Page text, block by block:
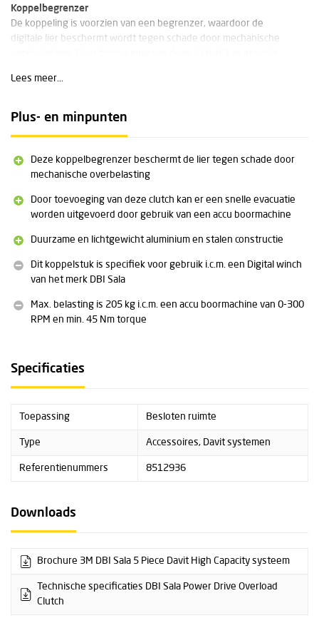
Koppelbegrenzer
De koppeling is voorzien van een begrenzer, waardoor de
digitale lier beschermt wordt tegen schade door mechanische
het handmatig bedienen van de lier.
Compact en lichtgewicht
hoofdzakelijk aluminium. De toevoeging van dit product aan de
digitale lier (DBI Sala Digital Winch
Specificaties powertool
De accu boormachine moet voldoen aan de volgende eisen:
Min. boorkop maat: 13 mm
Max. boor snelheid: 300 RPM (zonder last) > boormachine met
0-300 RPM (zonder last) > booormachine met
variabele snelheid
Let op; de accuboormachines mogen alleen gebruikt worden in lage
snelheid (!)
Specificaties:
Geschikt voor gebruik op de 9:1 (4 m/min) aandrijfas van de lier
vindt u terug onderaan deze pagina bij het kopje
Lees meer...
Plus- en minpunten
Deze koppelbegrenzer beschermt de lier tegen schade door
mechanische overbelasting
Door toevoeging van deze clutch kan er een snelle evacuatie
worden uitgevoerd door gebruik van een accu boormachine
Duurzame en lichtgewicht aluminium en stalen constructie
Dit koppelstuk is specifiek voor gebruik i.c.m. een Digital winch
van het merk DBI Sala
Max. belasting is 205 kg i.c.m. een accu boormachine van 0-300
RPM en min. 45 Nm torque
Specificaties
Toepassing Besloten ruimte
Type Accessoires, Davit systemen
Referentienummers 8512936
Downloads
Brochure 3M DBI Sala 5 Piece Davit High Capacity systeem
Technische specificaties DBI Sala Power Drive Overload
Clutch